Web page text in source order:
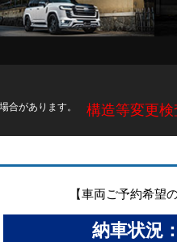
合があります。 構造等変更検
【車両ご予約希望
納車状況